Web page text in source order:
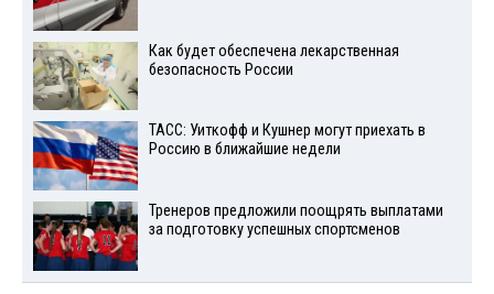
Как будет обеспечена лекарственная
безопасность России
ТАСС: Уиткофф и Кушнер могут приехать в
Россию в ближайшие недели
Тренеров предложили поощрять выплатами
за подготовку успешных спортсменов